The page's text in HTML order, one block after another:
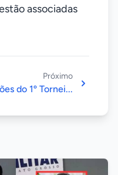
associadas
Próximo
do 1º Tornei...